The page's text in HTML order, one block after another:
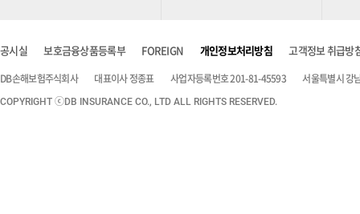
공시실 보호금융상품등록부 FOREIGN 개인정보처리방침 고객정보 취급방
DB손해보험주식회사 대표이사 정종표 사업자등록번호 201-81-45593 서울특별시 강
COPYRIGHT ⓒDB INSURANCE CO., LTD ALL RIGHTS RESERVED.